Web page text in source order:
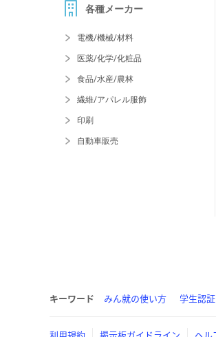
各種メーカー
電機/機械/材料
医薬/化学/化粧品
食品/水産/農林
繊維/アパレル服飾
印刷
自動車販売
キーワード みん就の使い方 学生認証